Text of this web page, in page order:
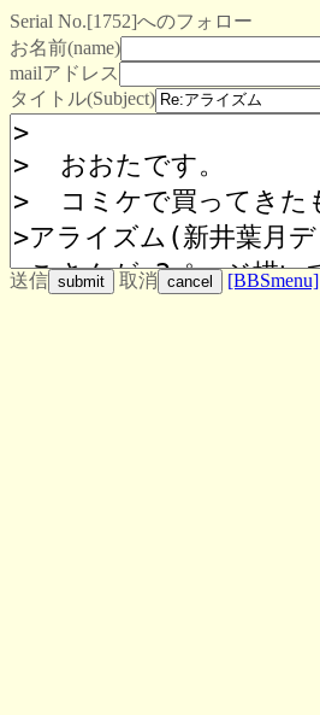
Serial No.[1752]へのフォロー
お名前(name)
mailアドレス
タイトル(Subject)
送信 取消 [BBSmenu]